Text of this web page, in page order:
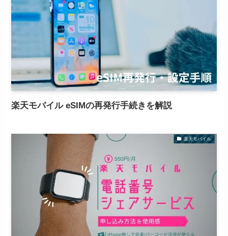
楽天モバイル eSIMの再発行手続きを解説
楽天モバイル